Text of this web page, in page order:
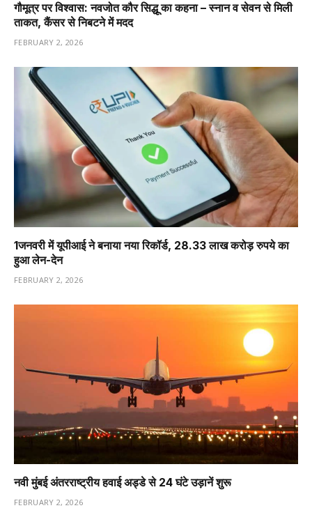
गौमूत्र पर विश्वास: नवजोत कौर सिद्धू का कहना – स्नान व सेवन से मिली
ताकत, कैंसर से निबटने में मदद
FEBRUARY 2, 2026
1️जनवरी में यूपीआई ने बनाया नया रिकॉर्ड, 28.33 लाख करोड़ रुपये का
हुआ लेन-देन
FEBRUARY 2, 2026
नवी मुंबई अंतरराष्ट्रीय हवाई अड्डे से 24 घंटे उड़ानें शुरू
FEBRUARY 2, 2026